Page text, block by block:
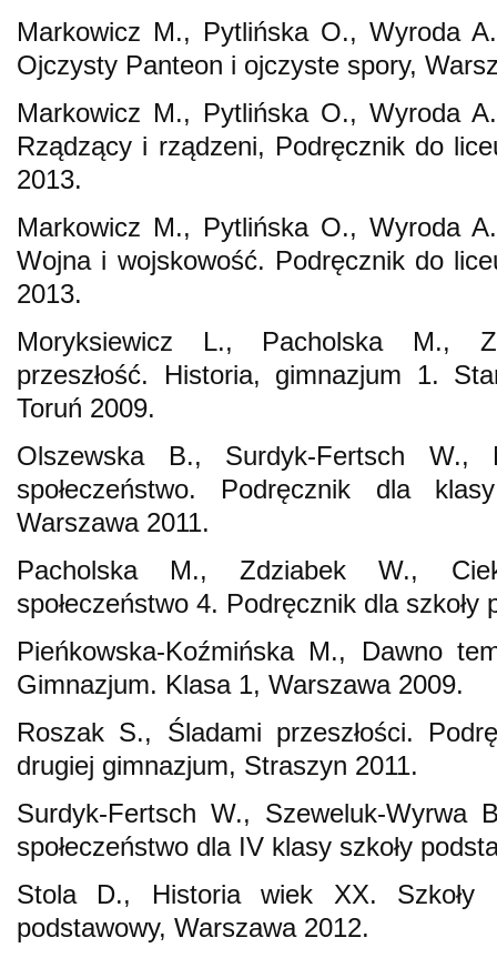
Markowicz M., Pytlińska O., Wyroda
Ojczysty Panteon i ojczyste spory,
Markowicz M., Pytlińska O., Wyroda
Rządzący i rządzeni, Podręcznik do
2013.
Markowicz M., Pytlińska O., Wyroda
Wojna i wojskowość. Podręcznik do
2013.
Moryksiewicz L., Pacholska M.,
przeszłość. Historia, gimnazjum 1.
Toruń 2009.
Olszewska B., Surdyk-Fertsch
społeczeństwo. Podręcznik dla
Warszawa 2011.
Pacholska M., Zdziabek W.,
społeczeństwo 4. Podręcznik dla
Pieńkowska-Koźmińska M., Dawno
Gimnazjum. Klasa 1, Warszawa 2009.
Roszak S., Śladami przeszłości.
drugiej gimnazjum, Straszyn 2011.
Surdyk-Fertsch W., Szeweluk-
społeczeństwo dla IV klasy szkoły
Stola D., Historia wiek XX. Szkoły
podstawowy, Warszawa 2012.